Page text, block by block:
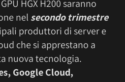
HGX H200 saranno
nel secondo trimestre
produttori di server e
che si apprestano a
nuova tecnologia.
Google Cloud,